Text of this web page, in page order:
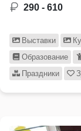
290 - 610
Выставки
Образование
Праздники